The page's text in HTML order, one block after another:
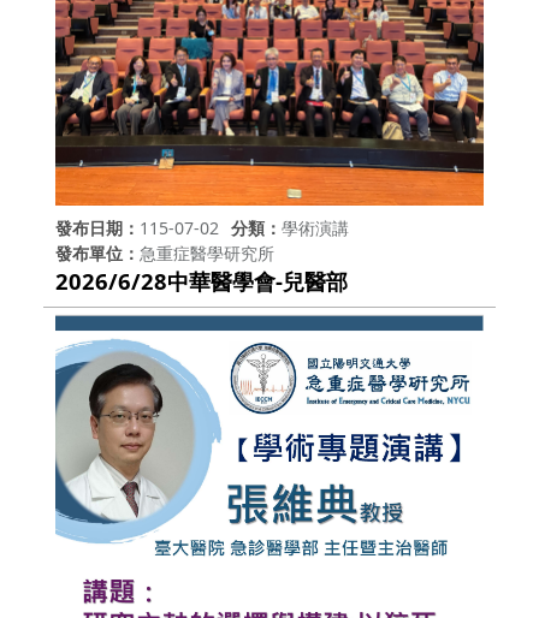
發布日期 115-07-02 分類
學術演講
發布單位
急重症醫學研究所
2026/6/28中華醫學會-兒醫部